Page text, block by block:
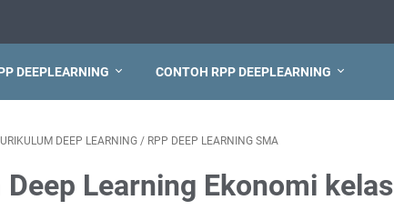
DEEPLEARNING CONTOH RPP DEEPLEARNING
DEEP LEARNING / RPP DEEP LEARNING SMA
Learning Ekonomi kelas